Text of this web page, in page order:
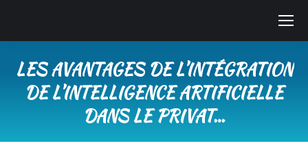
LES AVANTAGES DE L’INTÉGRATION
DE L’INTELLIGENCE ARTIFICIELLE
DANS LE PRIVAT…